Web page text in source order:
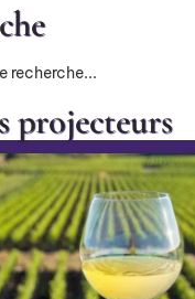
projecteurs